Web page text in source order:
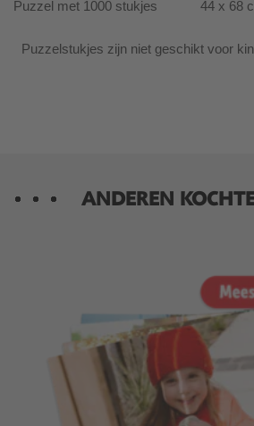
Puzzel met 1000 stukjes 44 x 68
Puzzelstukjes zijn niet geschikt voor
ANDEREN